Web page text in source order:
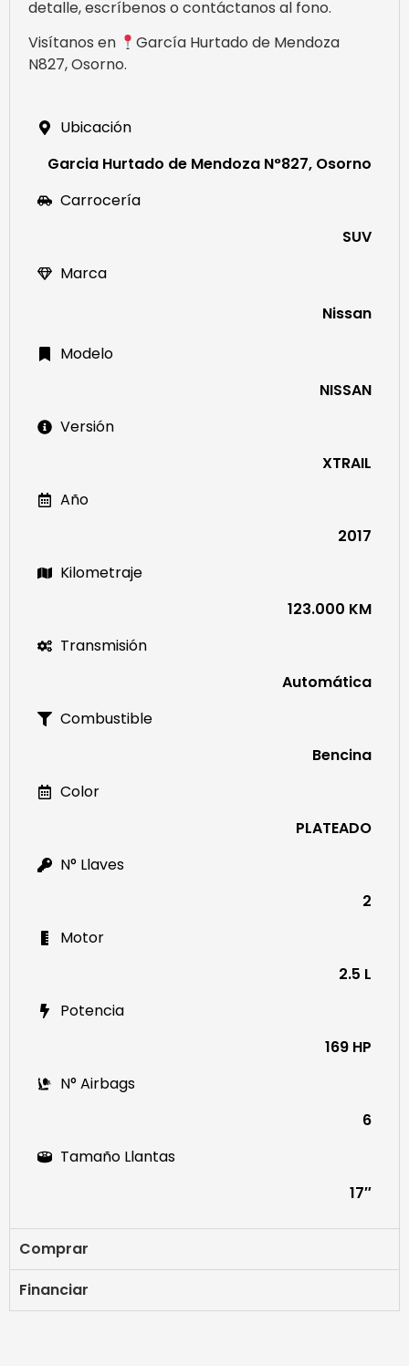
detalle, escríbenos o contáctanos al fono.
Visítanos en
García Hurtado de Mendoza
N827, Osorno.
Ubicación
Garcia Hurtado de Mendoza N°827, Osorno
Carrocería
SUV
Marca
Nissan
Modelo
NISSAN
Versión
XTRAIL
Año
2017
Kilometraje
123.000 KM
Transmisión
Automática
Combustible
Bencina
Color
PLATEADO
N° Llaves
2
Motor
2.5 L
Potencia
169 HP
N° Airbags
6
Tamaño Llantas
17″
Comprar
Financiar